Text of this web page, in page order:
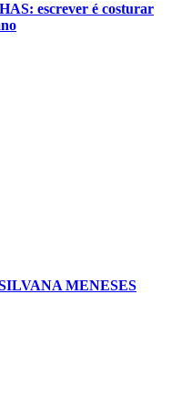
escrever é costurar
MENESES